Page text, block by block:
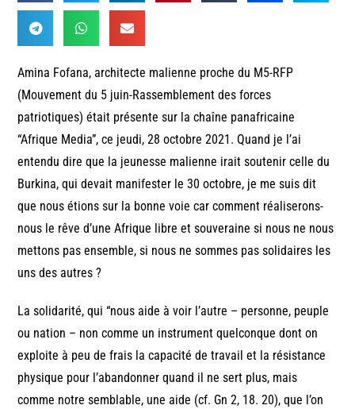
Amina Fofana, architecte malienne proche du M5-RFP
(Mouvement du 5 juin-Rassemblement des forces
patriotiques) était présente sur la chaîne panafricaine
“Afrique Media”, ce jeudi, 28 octobre 2021. Quand je l’ai
entendu dire que la jeunesse malienne irait soutenir celle du
Burkina, qui devait manifester le 30 octobre, je me suis dit
que nous étions sur la bonne voie car comment réaliserons-
nous le rêve d’une Afrique libre et souveraine si nous ne nous
mettons pas ensemble, si nous ne sommes pas solidaires les
uns des autres ?
La solidarité, qui “nous aide à voir l’autre – personne, peuple
ou nation – non comme un instrument quelconque dont on
exploite à peu de frais la capacité de travail et la résistance
physique pour l’abandonner quand il ne sert plus, mais
comme notre semblable, une aide (cf. Gn 2, 18. 20), que l’on